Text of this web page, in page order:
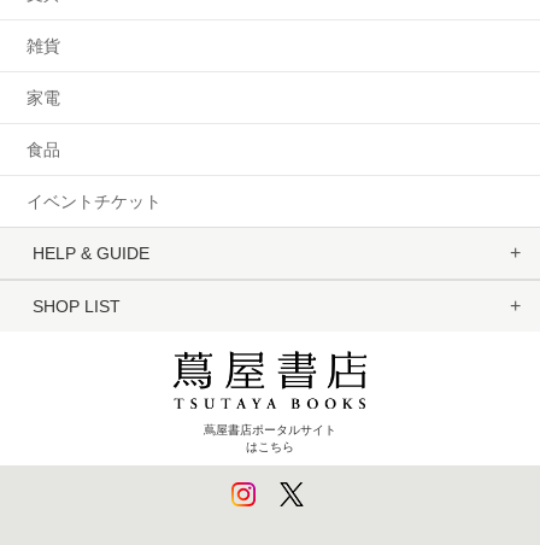
雑貨
家電
食品
イベントチケット
HELP & GUIDE
SHOP LIST
蔦屋書店ポータルサイト
はこちら